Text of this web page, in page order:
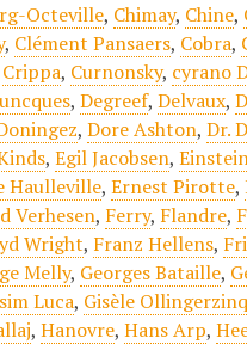
Octeville, Chimay, Chine,
, Clément Pansaers, Cobra,
Crippa, Curnonsky, cyrano
,Degreef,Delvaux,
,Dore Ashton,Dr.
,Egil Jacobsen,
Haulleville,Ernest Pirotte,
Verhesen, Ferry, Flandre,
Wright, Franz Hellens,
Melly, Georges Bataille,
Luca, Gisèle
,Hanovre,Hans Arp,